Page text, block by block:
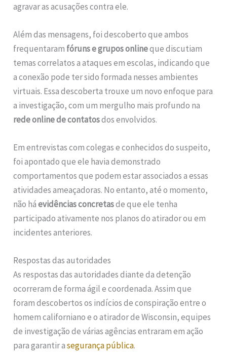
agravar as acusações contra ele.
Além das mensagens, foi descoberto que ambos
frequentaram fóruns e grupos onlineque discutiam
temas correlatos a ataques em escolas, indicando que
a conexão pode ter sido formada nesses ambientes
virtuais. Essa descoberta trouxe um novo enfoque para
a investigação, com um mergulho mais profundo na
rede online de contatosdos envolvidos.
Em entrevistas com colegas e conhecidos do suspeito,
foi apontado que ele havia demonstrado
comportamentos que podem estar associados a essas
atividades ameaçadoras. No entanto, até o momento,
não háevidências concretasde que ele tenha
participado ativamente nos planos do atirador ou em
incidentes anteriores.
Respostas das autoridades
As respostas das autoridades diante da detenção
ocorreram de forma ágil e coordenada. Assim que
foram descobertos os indícios de conspiração entre o
homem californiano e o atirador de Wisconsin, equipes
de investigação de várias agências entraram em ação
para garantir asegurança pública.